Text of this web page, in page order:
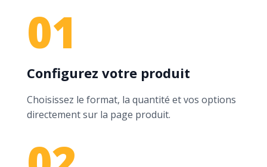
01
Configurez votre produit
Choisissez le format, la quantité et vos options
directement sur la page produit.